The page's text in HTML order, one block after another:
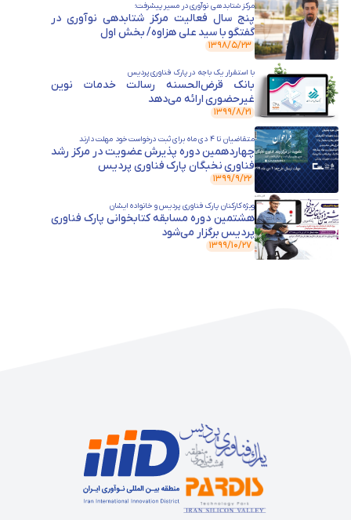
مرکز شتابدهی نوآوری در مسیر پیشرفت؛
پنج سال فعالیت مرکز شتابدهی نوآوری در
گفتگو با سید علی هزاوه/ بخش اول
۱۳۹۸/۵/۲۳
با استقرار یک باجه در پارک فناوری پردیس
بانک قرض‌الحسنه رسالت خدمات نوین
غیرحضوری ارائه می‌دهد
۱۳۹۹/۸/۲۱
متقاضیان تا 4 دی ماه برای ثبت درخواست خود مهلت دارند
چهاردهمین دوره پذیرش عضویت در مرکز رشد
فناوری نخبگان پارک فناوری پردیس
۱۳۹۹/۹/۲۲
ویژه کارکنان پارک فناوری پردیس و خانواده ایشان
هشتمین دوره مسابقه کتابخوانی پارک فناوری
پردیس برگزار می‌شود
۱۳۹۹/۱۰/۲۷